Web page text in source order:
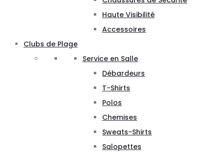
Haute Visibilité
Accessoires
Clubs de Plage
Service en Salle
Débardeurs
T-Shirts
Polos
Chemises
Sweats-Shirts
Salopettes